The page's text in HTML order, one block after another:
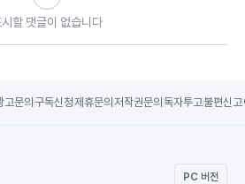
시할 댓글이 없습니다
고문의 구독신청제휴문의 저작권문의 독자투고불편신고
PC 버전